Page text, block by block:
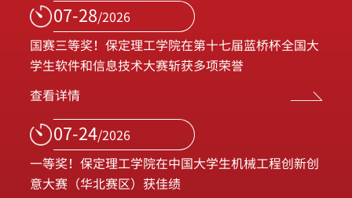
07-28/2026
国赛三等奖！保定理工学院在第十七届蓝桥杯全国大
学生软件和信息技术大赛斩获多项荣誉
查看详情
07-24/2026
一等奖！保定理工学院在中国大学生机械工程创新创
意大赛（华北赛区）获佳绩